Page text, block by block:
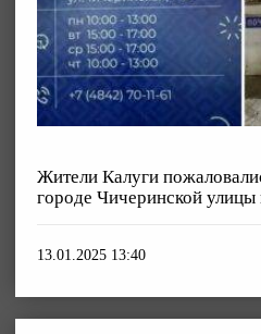
Жители Калуги
городе Чичеринской
13.01.2025 13:40